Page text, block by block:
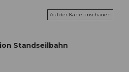
Auf der Karte anschauen
Standseilbahn